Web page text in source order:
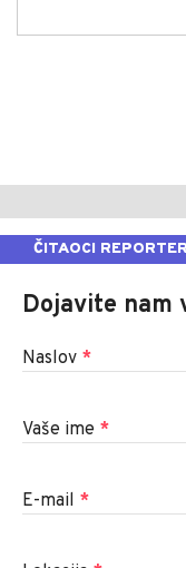
ČITAOCI
Dojavite nam
Naslov *
Vaše ime *
E-mail *